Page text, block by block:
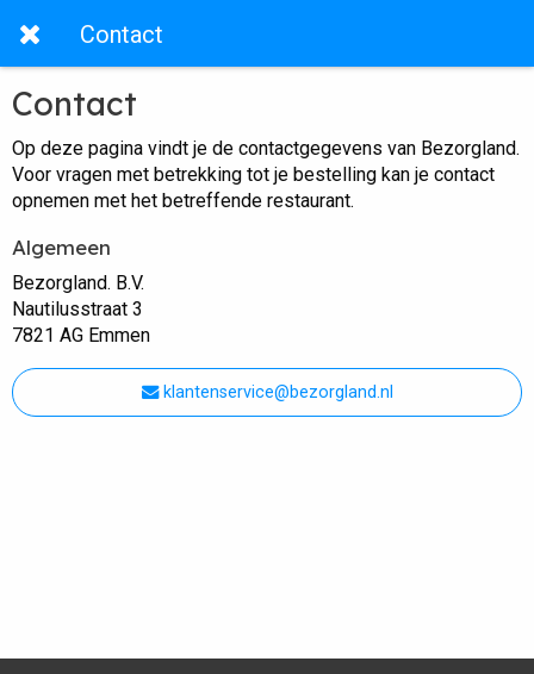
Contact
Contact
Op deze pagina vindt je de contactgegevens van Bezorgland.
Voor vragen met betrekking tot je bestelling kan je contact
opnemen met het betreffende restaurant.
Algemeen
Bezorgland. B.V.
Nautilusstraat 3
7821 AG Emmen
klantenservice@bezorgland.nl